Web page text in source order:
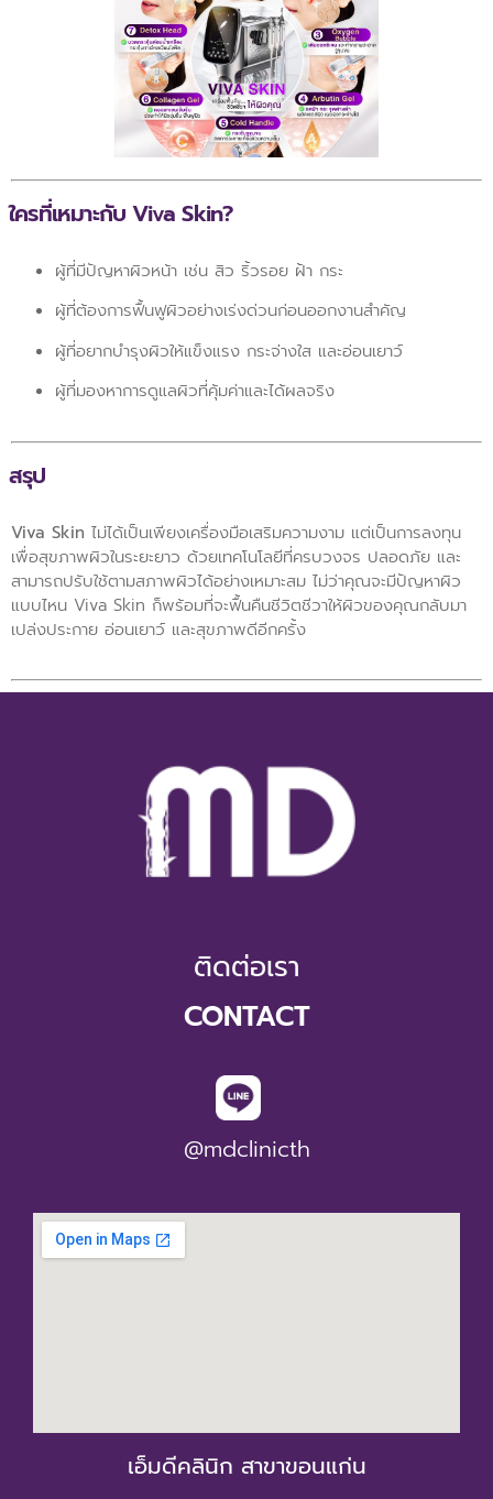
ใครที่เหมาะกับ Viva Skin?
ผู้ที่มีปัญหาผิวหน้า เช่น สิว ริ้วรอย ฝ้า กระ
ผู้ที่ต้องการฟื้นฟูผิวอย่างเร่งด่วนก่อนออกงานสำคัญ
ผู้ที่อยากบำรุงผิวให้แข็งแรง กระจ่างใส และอ่อนเยาว์
ผู้ที่มองหาการดูแลผิวที่คุ้มค่าและได้ผลจริง
สรุป
Viva Skin ไม่ได้เป็นเพียงเครื่องมือเสริมความงาม แต่เป็นการลงทุน
เพื่อสุขภาพผิวในระยะยาว ด้วยเทคโนโลยีที่ครบวงจร ปลอดภัย และ
สามารถปรับใช้ตามสภาพผิวได้อย่างเหมาะสม ไม่ว่าคุณจะมีปัญหาผิว
แบบไหน Viva Skin ก็พร้อมที่จะฟื้นคืนชีวิตชีวาให้ผิวของคุณกลับมา
เปล่งประกาย อ่อนเยาว์ และสุขภาพดีอีกครั้ง
ติดต่อเรา
CONTACT
@mdclinicth
เอ็มดีคลินิก สาขาขอนแก่น